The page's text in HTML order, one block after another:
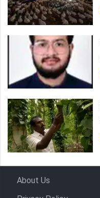
About Us